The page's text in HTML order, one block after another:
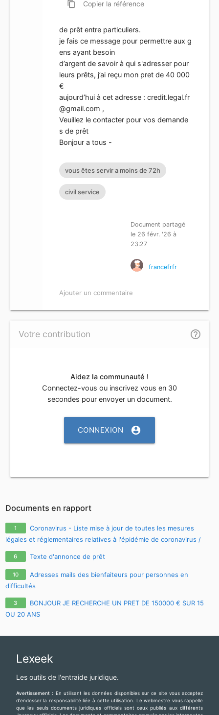
content_copy Copier la référence
de prêt entre particuliers.
je fais ce message pour permettre aux g
ens ayant besoin
d’argent de savoir à qui s'adresser pour
leurs prêts, j’ai reçu mon pret de 40 000
€
aujourd’hui à cet adresse :credit.legal.fr
@gmail.com ,
Veuillez le contacter pour vos demande
s de prêt
Bonjour a tous -
vous êtes servir a moins de 72h
civil service
Document partagé
le 26 févr. '26 à
23:27
francefrfr
Ajouter un commentaire
Votre contribution help_outline
Aidez la communauté !
Connectez-vous ou inscrivez vous en 30
secondes pour envoyer un document.
CONNEXION account_circle
Documents en rapport
1
Coronavirus - Liste mise à jour de toutes les mesures
légales et réglementaires relatives à l'épidémie de coronavirus /
covid-19 / sars-cov-2
6 Texte d'annonce de prêt
10
Adresses mails des bienfaiteurs pour personnes en
difficultés
3
BONJOUR JE RECHERCHE UN PRET DE 150000 € SUR 15
OU 20 ANS
Lexeek
Les outils de l'entraide juridique.
Avertissement :
En utilisant les données disponibles sur ce site vous acceptez
d'endosser la responsabilité liée à cette utilisation. Le webmestre vous rappelle
que les seuls documents juridiques officiels sont ceux publiés aux différents